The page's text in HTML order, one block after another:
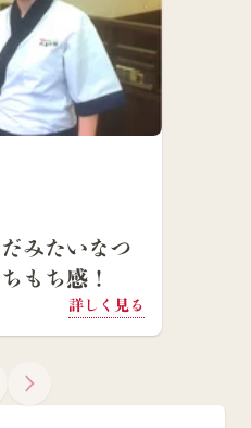
みたいなつ
もち感！
詳しく見る